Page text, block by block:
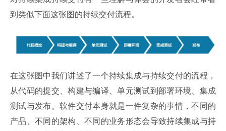
到类似下面这张图的持续交付流程。
在这张图中我们讲述了一个持续集成与持续交付的流程，
从代码的提交、构建与编译、单元测试到部署环境、集成
测试与发布。软件交付本身就是一件复杂的事情，不同的
产品、不同的架构、不同的业务形态会导致持续集成与持